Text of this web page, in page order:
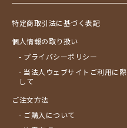
特定商取引法に基づく表記
個人情報の取り扱い
- プライバシーポリシー
- 当法人ウェブサイトご利用に際
して
ご注文方法
- ご購入について